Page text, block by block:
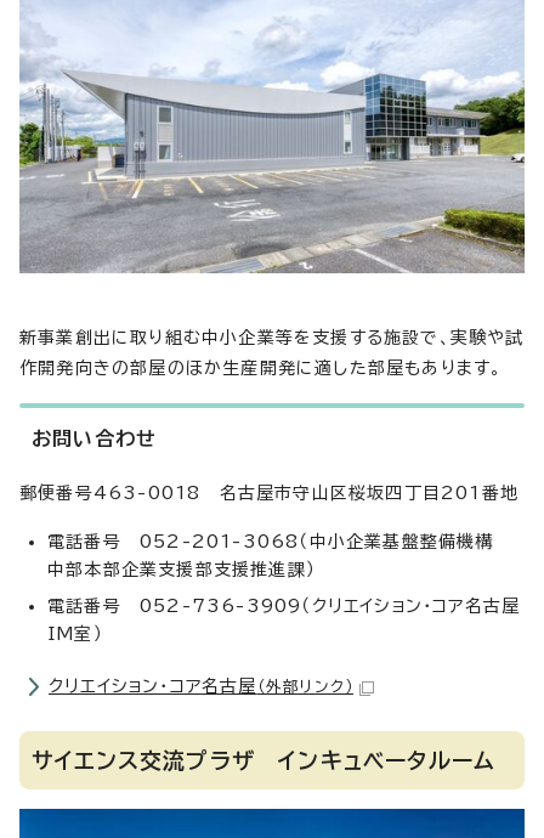
新事業創出に取り組む中小企業等を支援する施設で、実験や試
作開発向きの部屋のほか生産開発に適した部屋もあります。
お問い合わせ
郵便番号463-0018 名古屋市守山区桜坂四丁目201番地
電話番号 052-201-3068（中小企業基盤整備機構
中部本部企業支援部支援推進課）
電話番号 052-736-3909（クリエイション・コア名古屋
IM室）
クリエイション・コア名古屋 （外部リンク）
サイエンス交流プラザ インキュベータルーム